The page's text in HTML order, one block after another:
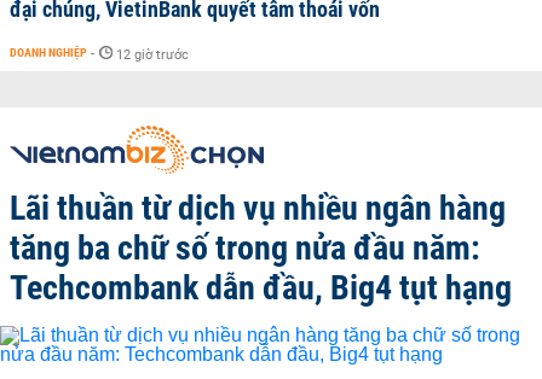
đại chúng, VietinBank quyết tâm thoái vốn
DOANH NGHIỆP - 12 giờ trước
Lãi thuần từ dịch vụ nhiều ngân hàng
tăng ba chữ số trong nửa đầu năm:
Techcombank dẫn đầu, Big4 tụt hạng